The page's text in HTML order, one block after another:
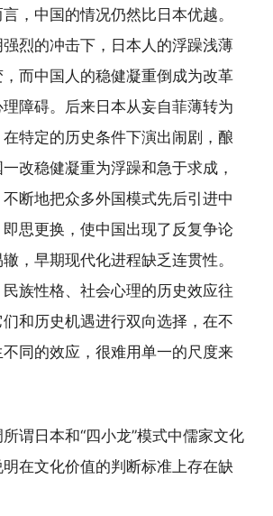
，中国的情况仍然比日本优越。
烈的冲击下，日本人的浮躁浅薄
而中国人的稳健凝重倒成为改革
障碍。后来日本从妄自菲薄转为
特定的历史条件下演出闹剧，酿
改稳健凝重为浮躁和急于求成，
断地把众多外国模式先后引进中
思更换，使中国出现了反复争论
，早期现代化进程缺乏连贯性。
族性格、社会心理的历史效应往
和历史机遇进行双向选择，在不
同的效应，很难用单一的尺度来
谓日本和“四小龙”模式中儒家文化
在文化价值的判断标准上存在缺